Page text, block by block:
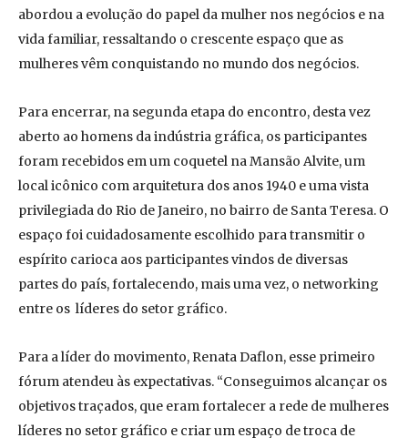
abordou a evolução do papel da mulher nos negócios e na
vida familiar, ressaltando o crescente espaço que as
mulheres vêm conquistando no mundo dos negócios.
Para encerrar, na segunda etapa do encontro, desta vez
aberto ao homens da indústria gráfica, os participantes
foram recebidos em um coquetel na Mansão Alvite, um
local icônico com arquitetura dos anos 1940 e uma vista
privilegiada do Rio de Janeiro, no bairro de Santa Teresa. O
espaço foi cuidadosamente escolhido para transmitir o
espírito carioca aos participantes vindos de diversas
partes do país, fortalecendo, mais uma vez, o networking
entre os líderes do setor gráfico.
Para a líder do movimento, Renata Daflon, esse primeiro
fórum atendeu às expectativas. “Conseguimos alcançar os
objetivos traçados, que eram fortalecer a rede de mulheres
líderes no setor gráfico e criar um espaço de troca de